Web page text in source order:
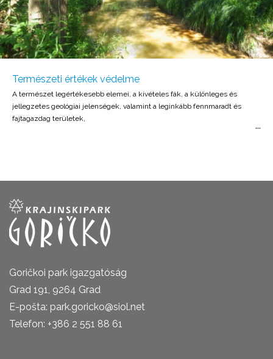
Természeti értékek védelme
A természet legértékesebb elemei, a kivételes fák, a különleges és
jellegzetes geológiai jelenségek, valamint a leginkább fennmaradt és
fajtagazdag területek,
Goričkoi park igazgatóság
Grad 191, 9264 Grad
E-pošta: park.goricko@siol.net
Telefon: +386 2 551 88 61